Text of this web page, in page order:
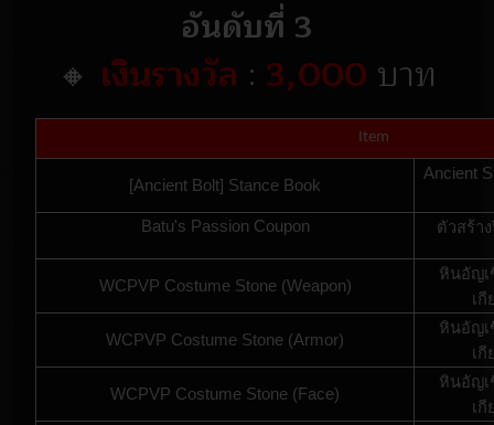
อันดับที่ 3
🔸 เงินรางวัล : 3,000 บาท
Item
[Ancient Bolt] Stance Book
Ancient
Batu's Passion Coupon ตัวสร้า
WCPVP Costume Stone (Weapon)
หินอัญเ
เ
WCPVP Costume Stone (Armor)
หินอัญเ
เ
WCPVP Costume Stone (Face)
หินอัญเ
เ